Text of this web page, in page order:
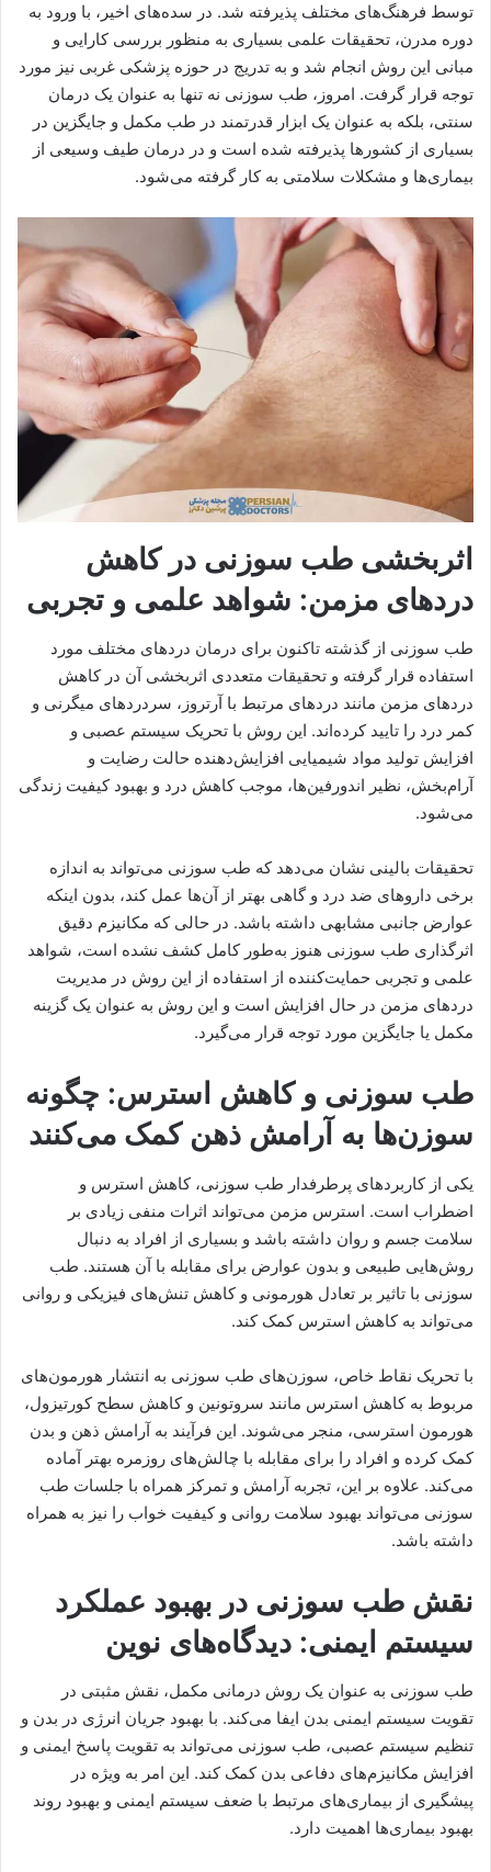
توسط فرهنگ‌های مختلف پذیرفته شد. در سده‌های اخیر، با ورود به
دوره مدرن، تحقیقات علمی بسیاری به منظور بررسی کارایی و
مبانی این روش انجام شد و به تدریج در حوزه پزشکی غربی نیز مورد
توجه قرار گرفت. امروز، طب سوزنی نه تنها به عنوان یک درمان
سنتی، بلکه به عنوان یک ابزار قدرتمند در طب مکمل و جایگزین در
بسیاری از کشورها پذیرفته شده است و در درمان طیف وسیعی از
بیماری‌ها و مشکلات سلامتی به کار گرفته می‌شود.
اثربخشی طب سوزنی در کاهش
دردهای مزمن: شواهد علمی و تجربی
طب سوزنی از گذشته تاکنون برای درمان دردهای مختلف مورد
استفاده قرار گرفته و تحقیقات متعددی اثربخشی آن در کاهش
دردهای مزمن مانند دردهای مرتبط با آرتروز، سردردهای میگرنی و
کمر درد را تایید کرده‌اند. این روش با تحریک سیستم عصبی و
افزایش تولید مواد شیمیایی افزایش‌دهنده حالت رضایت و
آرام‌بخش، نظیر اندورفین‌ها، موجب کاهش درد و بهبود کیفیت زندگی
می‌شود.
تحقیقات بالینی نشان می‌دهد که طب سوزنی می‌تواند به اندازه
برخی داروهای ضد درد و گاهی بهتر از آن‌ها عمل کند، بدون اینکه
عوارض جانبی مشابهی داشته باشد. در حالی که مکانیزم دقیق
اثرگذاری طب سوزنی هنوز به‌طور کامل کشف نشده است، شواهد
علمی و تجربی حمایت‌کننده از استفاده از این روش در مدیریت
دردهای مزمن در حال افزایش است و این روش به عنوان یک گزینه
مکمل یا جایگزین مورد توجه قرار می‌گیرد.
طب سوزنی و کاهش استرس: چگونه
سوزن‌ها به آرامش ذهن کمک می‌کنند
یکی از کاربردهای پرطرفدار طب سوزنی، کاهش استرس و
اضطراب است. استرس مزمن می‌تواند اثرات منفی زیادی بر
سلامت جسم و روان داشته باشد و بسیاری از افراد به دنبال
روش‌هایی طبیعی و بدون عوارض برای مقابله با آن هستند. طب
سوزنی با تاثیر بر تعادل هورمونی و کاهش تنش‌های فیزیکی و روانی
می‌تواند به کاهش استرس کمک کند.
با تحریک نقاط خاص، سوزن‌های طب سوزنی به انتشار هورمون‌های
مربوط به کاهش استرس مانند سروتونین و کاهش سطح کورتیزول،
هورمون استرسی، منجر می‌شوند. این فرآیند به آرامش ذهن و بدن
کمک کرده و افراد را برای مقابله با چالش‌های روزمره بهتر آماده
می‌کند. علاوه بر این، تجربه آرامش و تمرکز همراه با جلسات طب
سوزنی می‌تواند بهبود سلامت روانی و کیفیت خواب را نیز به همراه
داشته باشد.
نقش طب سوزنی در بهبود عملکرد
سیستم ایمنی: دیدگاه‌های نوین
طب سوزنی به عنوان یک روش درمانی مکمل، نقش مثبتی در
تقویت سیستم ایمنی بدن ایفا می‌کند. با بهبود جریان انرژی در بدن و
تنظیم سیستم عصبی، طب سوزنی می‌تواند به تقویت پاسخ ایمنی و
افزایش مکانیزم‌های دفاعی بدن کمک کند. این امر به ویژه در
پیشگیری از بیماری‌های مرتبط با ضعف سیستم ایمنی و بهبود روند
بهبود بیماری‌ها اهمیت دارد.